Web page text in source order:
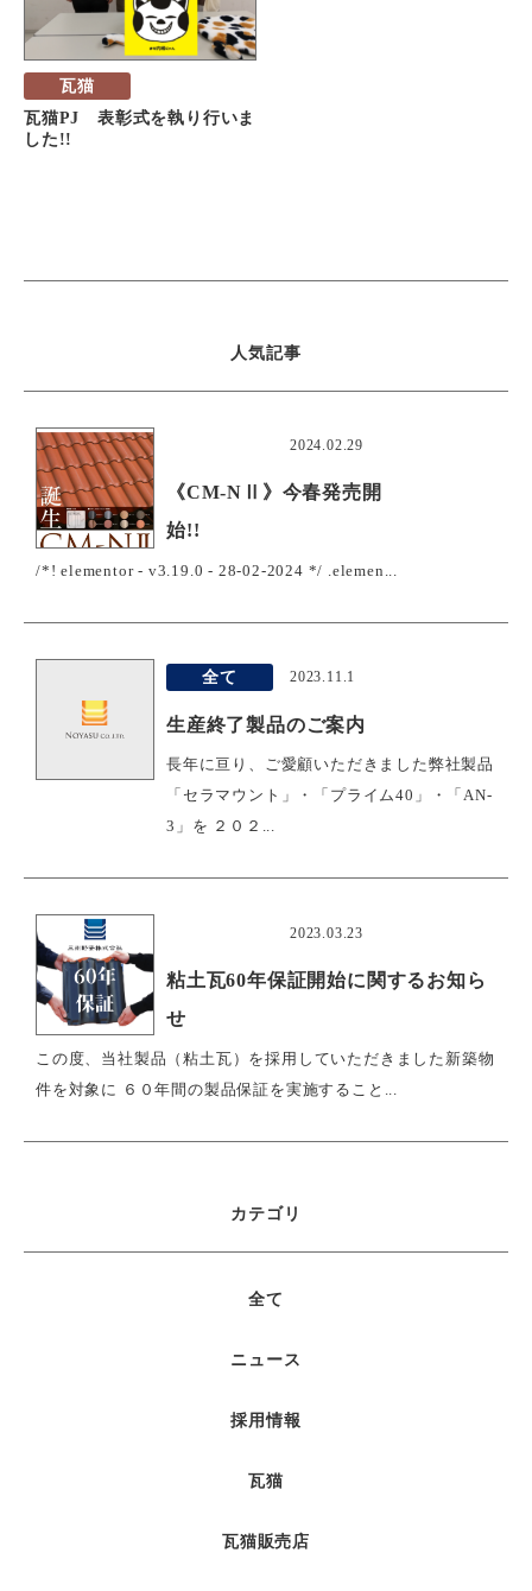
瓦猫
瓦猫PJ 表彰式を執り行いま
した!!
人気記事
2024.02.29
《CM-NⅡ》今春発売開
始!!
/*! elementor - v3.19.0 - 28-02-2024 */ .elemen...
全て 2023.11.1
生産終了製品のご案内
長年に亘り、ご愛顧いただきました弊社製品
「セラマウント」・「プライム40」・「AN-
3」を ２０２...
2023.03.23
粘土瓦60年保証開始に関するお知ら
せ
この度、当社製品（粘土瓦）を採用していただきました新築物
件を対象に ６０年間の製品保証を実施すること...
カテゴリ
全て
ニュース
採用情報
瓦猫
瓦猫販売店